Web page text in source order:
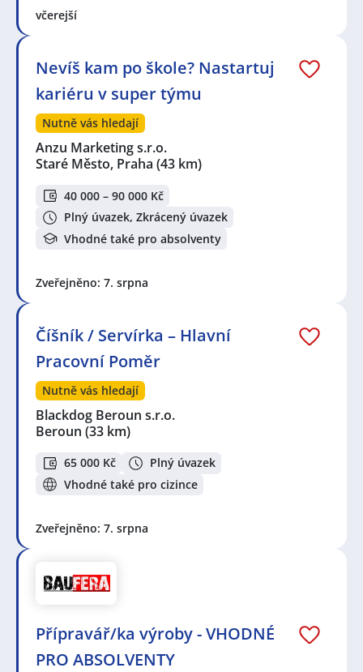
včerejší
Nevíš kam po škole? Nastartuj
kariéru v super týmu
Nutně vás hledají
Anzu Marketing s.r.o.
Staré Město, Praha (43 km)
40 000 – 90 000 Kč
Plný úvazek, Zkrácený úvazek
Vhodné také pro absolventy
Zveřejněno: 7. srpna
Číšník / Servírka – Hlavní
Pracovní Poměr
Nutně vás hledají
Blackdog Beroun s.r.o.
Beroun (33 km)
65 000 Kč
Plný úvazek
Vhodné také pro cizince
Zveřejněno: 7. srpna
Přípravář/ka výroby - VHODNÉ
PRO ABSOLVENTY